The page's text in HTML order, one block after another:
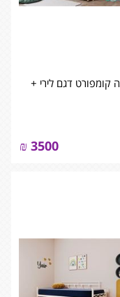
קומפורט דגם לירי +
3500
₪